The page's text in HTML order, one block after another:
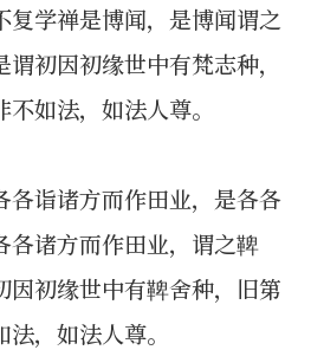
复学禅是博闻，是博闻谓之
初因初缘世中有梵志种，
如法，如法人尊。
各诣诸方而作田业，是各各
各诸方而作田业，谓之鞞
因初缘世中有鞞舍种，旧第
，如法人尊。